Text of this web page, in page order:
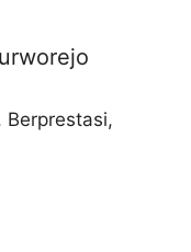
Berprestasi,